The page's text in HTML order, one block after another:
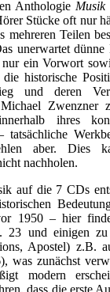
Anthologie Musik
Stücke oft nur
mehreren Teilen
unerwartet dünne
ein Vorwort
historische
und deren
Zwenzner
ihres
aber. Dies
nachholen.
auf die 7 CDs
1950 – hier
23 und einigen zu
Apostel) z.B.
was zunächst
modern
dass die erste